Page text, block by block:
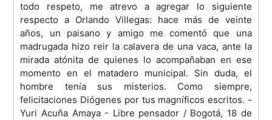
todo respeto, me atrevo a agregar lo siguiente
respecto a Orlando Villegas: hace más de veinte
años, un paisano y amigo me comentó que una
madrugada hizo reir la calavera de una vaca, ante la
mirada atónita de quienes lo acompañaban en ese
momento en el matadero municipal. Sin duda, el
hombre tenía sus misterios. Como siempre,
felicitaciones Diógenes por tus magníficos escritos. -
Yuri Acuña Amaya - Libre pensador / Bogotá, 18 de